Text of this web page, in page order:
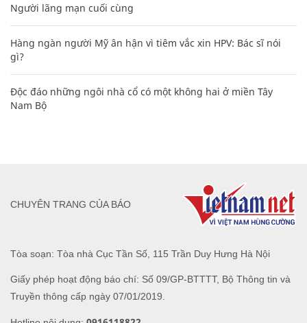
Người lãng mạn cuối cùng
Hàng ngàn người Mỹ ân hận vì tiêm vắc xin HPV: Bác sĩ nói
gì?
Độc đáo những ngôi nhà cổ có một không hai ở miền Tây
Nam Bộ
Tòa soạn: Tòa nhà Cục Tần Số, 115 Trần Duy Hưng Hà Nội
Giấy phép hoạt động báo chí: Số 09/GP-BTTTT, Bộ Thông tin và
Truyền thông cấp ngày 07/01/2019.
CHUYÊN TRANG CỦA BÁO